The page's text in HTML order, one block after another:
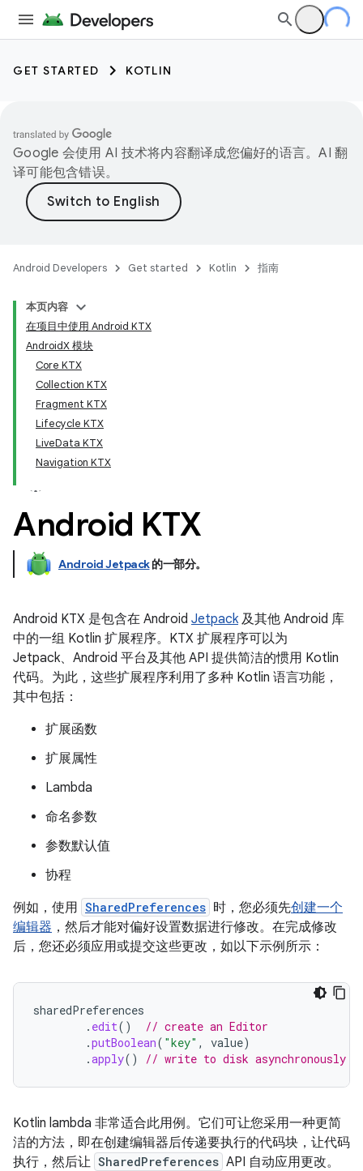
GET STARTED KOTLIN
Google 会使用 AI 技术将内容翻译成您偏好的语言。AI 翻
译可能包含错误。
Android Developers Get started Kotlin 指南
本页内容
在项目中使用 Android KTX
AndroidX 模块
Core KTX
Collection KTX
Fragment KTX
Lifecycle KTX
LiveData KTX
Navigation KTX
Android KTX
Android Jetpack的一部分。
Android KTX 是包含在 Android Jetpack及其他 Android 库
中的一组 Kotlin 扩展程序。KTX 扩展程序可以为
Jetpack、Android 平台及其他 API 提供简洁的惯用 Kotlin
代码。为此，这些扩展程序利用了多种 Kotlin 语言功能，
其中包括：
扩展函数
扩展属性
Lambda
命名参数
参数默认值
协程
例如，使用 SharedPreferences 时，您必须先创建一个
编辑器 ，然后才能对偏好设置数据进行修改。在完成修改
后，您还必须应用或提交这些更改，如以下示例所示：
sharedPreferences
. edit()
// create an Editor
.putBoolean( "key" , value)
.apply() // write to disk asynchronously
Kotlin lambda 非常适合此用例。它们可让您采用一种更简
洁的方法，即在创建编辑器后传递要执行的代码块，让代码
执行，然后让 SharedPreferences API 自动应用更改。